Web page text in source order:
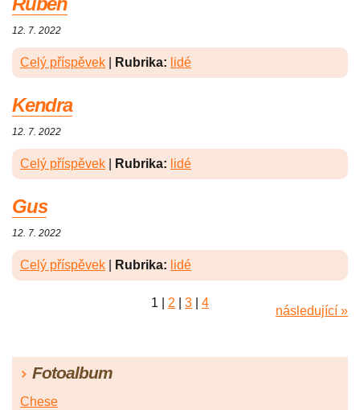
12. 7. 2022
Celý příspěvek Rubrika: lidé
Kendra
12. 7. 2022
Celý příspěvek Rubrika: lidé
Gus
12. 7. 2022
Celý příspěvek Rubrika: lidé
1 2 3 4
následující »
Fotoalbum
Chese